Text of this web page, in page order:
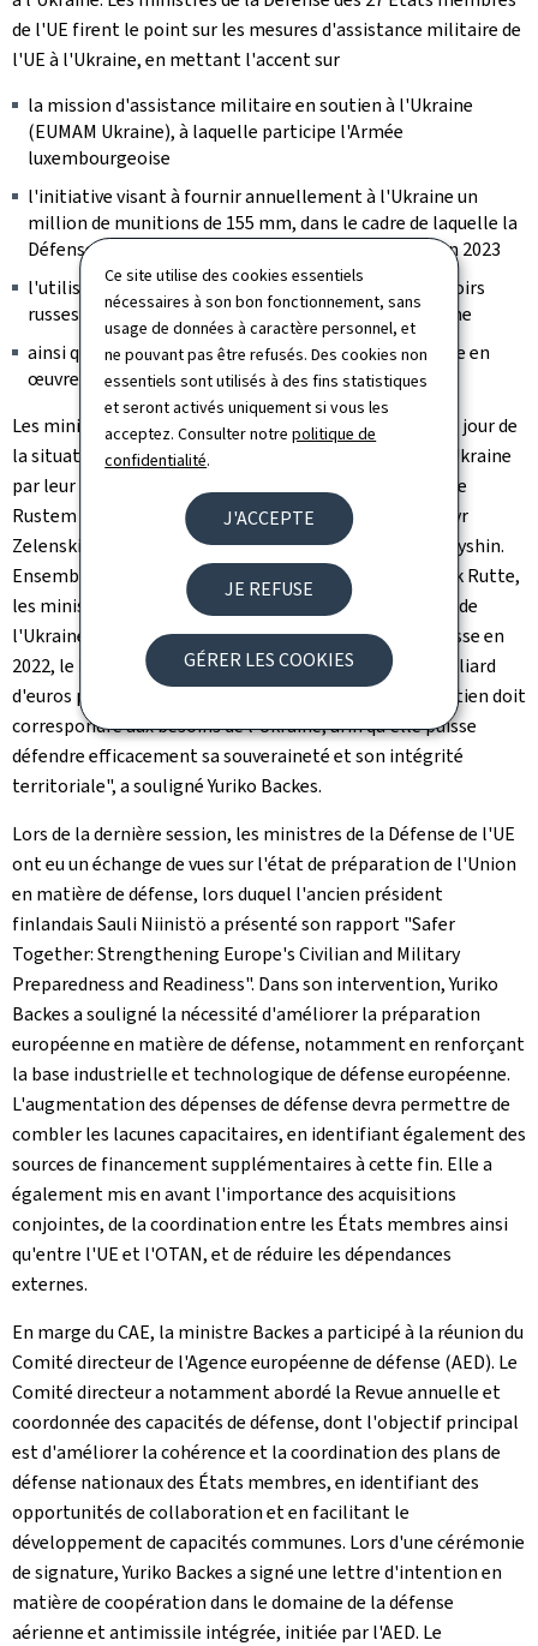
Ce site utilise des cookies essentiels
nécessaires à son bon fonctionnement, sans
usage de données à caractère personnel, et
ne pouvant pas être refusés. Des cookies non
essentiels sont utilisés à des fins statistiques
et seront activés uniquement si vous les
acceptez. Consulter notrepolitique de
confidentialité.
J'ACCEPTE
JE REFUSE
GÉRER LES COOKIES
de l'UE firent le point sur les mesures d'assistance militaire de
l'UE à l'Ukraine, en mettant l'accent sur
la mission d'assistance militaire en soutien à l'Ukraine
(EUMAM Ukraine), à laquelle participe l'Armée
luxembourgeoise
l'initiative visant à fournir annuellement à l'Ukraine un
million de munitions de 155 mm, dans le cadre de laquelle la
Défense luxembourgeoise a passé une commande en 2023
l'utilisation des bénéfices exceptionnels tirés des avoirs
russes gelés ("windfall profits") en soutien à l'Ukraine
ainsi que la Facilité européenne pour la paix et la mise en
œuvre du Fonds d'assistance à l'Ukraine
Les ministres de la Défense de l'UE ont reçu une mise à jour de
la situation sur le front et des priorités actuelles de l'Ukraine
par leur homologue ukrainien, le ministre de la Défense
Rustem Umerov et le conseiller du président Volodymyr
Zelenski pour les affaires stratégiques, Alexander Kamyshin.
Ensemble avec et le secrétaire général de l'OTAN, Mark Rutte,
les ministres ont discuté du soutien militaire au profit de
l'Ukraine à court et à long terme. "Depuis l'invasion russe en
2022, le Luxembourg a dépensé environ un quart de milliard
d'euros pour le soutien militaire à l'Ukraine. Notre soutien doit
correspondre aux besoins de l'Ukraine, afin qu'elle puisse
défendre efficacement sa souveraineté et son intégrité
territoriale", a souligné Yuriko Backes.
Lors de la dernière session, les ministres de la Défense de l'UE
ont eu un échange de vues sur l'état de préparation de l'Union
en matière de défense, lors duquel l'ancien président
finlandais Sauli Niinistö a présenté son rapport"Safer
Together: Strengthening Europe's Civilian and Military
Preparedness and Readiness". Dans son intervention, Yuriko
Backes a souligné la nécessité d'améliorer la préparation
européenne en matière de défense, notamment en renforçant
la base industrielle et technologique de défense européenne.
L'augmentation des dépenses de défense devra permettre de
combler les lacunes capacitaires, en identifiant également des
sources de financement supplémentaires à cette fin. Elle a
également mis en avant l'importance des acquisitions
conjointes, de la coordination entre les États membres ainsi
qu'entre l'UE et l'OTAN, et de réduire les dépendances
externes.
En marge du CAE, la ministre Backes a participé à la réunion du
Comité directeur de l'Agence européenne de défense (AED). Le
Comité directeur a notamment abordé la Revue annuelle et
coordonnée des capacités de défense, dont l'objectif principal
est d'améliorer la cohérence et la coordination des plans de
défense nationaux des États membres, en identifiant des
opportunités de collaboration et en facilitant le
développement de capacités communes. Lors d'une cérémonie
de signature, Yuriko Backes a signé une lettre d'intention en
matière de coopération dans le domaine de la défense
aérienne et antimissile intégrée, initiée par l'AED. Le